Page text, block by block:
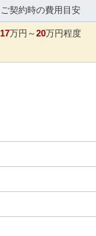
ご契約時の費用目安
17万円～20万円程度